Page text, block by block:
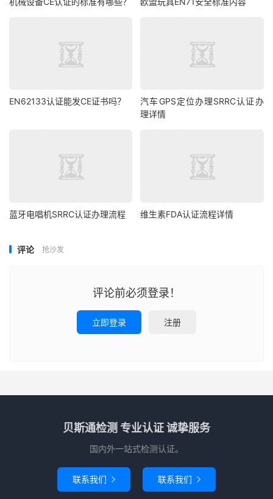
EN62133认证能发CE证书吗？
汽车GPS定位办理SRRC认证办
理详情
蓝牙电唱机SRRC认证办理流程 维生素FDA认证流程详情
评论 抢沙发
评论前必须登录！
立即登录 注册
贝斯通检测 专业认证 诚挚服务
国内外一站式检测认证。
联系我们  联系我们 